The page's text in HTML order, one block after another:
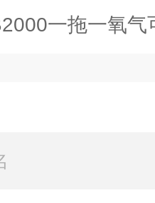
一拖一氧气可燃气